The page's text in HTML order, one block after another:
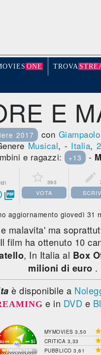
S ONE TROVA
E
2017 con
Musical, - Italia,
e ragazzi: +13 -

 393
VOTA

aggiornamento giovedì 31
malavita' ma
film ha ottenuto 10
, In Italia al Box
milioni di euro .
è disponibile a
e in DVD e
MYMOVIES 3,50 
CRITICA 3,33 
PUBBLICO 3,61 